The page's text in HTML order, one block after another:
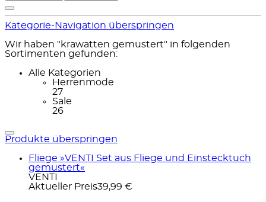
Kategorie-Navigation überspringen
Wir haben "krawatten gemustert" in folgenden
Sortimenten gefunden:
Alle Kategorien
Herrenmode
27
Sale
26
Produkte überspringen
Fliege »VENTI Set aus Fliege und Einstecktuch
gemustert«
VENTI
Aktueller Preis39,99 €